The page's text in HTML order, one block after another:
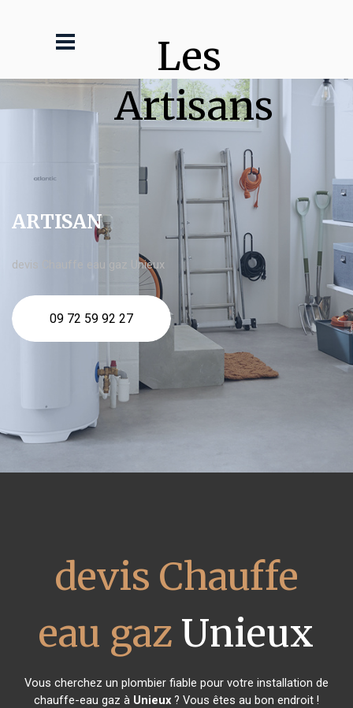
Les
Artisans
ARTISAN
devis Chauffe eau gaz Unieux
09 72 59 92 27
devis Chauffe
eau gaz Unieux
Vous cherchez un plombier fiable pour votre installation de
chauffe-eau gaz à Unieux? Vous êtes au bon endroit !